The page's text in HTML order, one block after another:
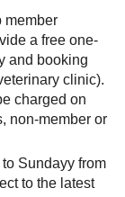
member
a free one-
and booking
clinic).
charged on
non-member or
Sundayy from
to the latest